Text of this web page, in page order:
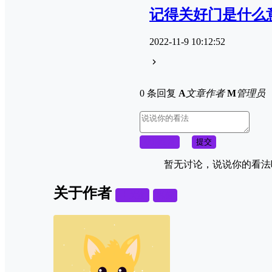
记得关好门是什么
2022-11-9 10:12:52
0 条回复 A文章作者 M管理员
提交
暂无讨论，说说你的看
关于作者